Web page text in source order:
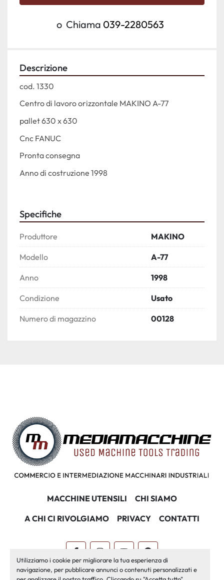
Utilizziamo i cookie per migliorare la tua esperienza di
navigazione, per pubblicare annunci o contenuti personalizzati e
o Chiama 039-2280563
Descrizione
cod. 1330
Centro di lavoro orizzontale MAKINO A-77
pallet 630 x 630
Cnc FANUC
Pronta consegna
Anno di costruzione 1998
Specifiche
Produttore MAKINO
Modello A-77
Anno 1998
Condizione Usato
Numero di magazzino 00128
MACCHINE UTENSILI
CHI SIAMO
A CHI CI RIVOLGIAMO
PRIVACY CONTATTI
facebookinstagramyoutubepinterest
Machinio Systemsito web diMachinio